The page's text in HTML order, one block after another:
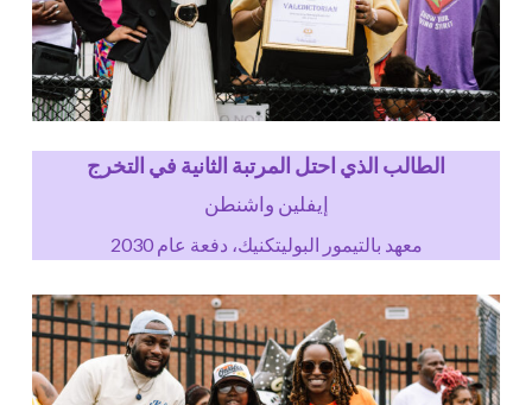
الطالب الذي احتل المرتبة الثانية في التخرج
إيفلين واشنطن
معهد بالتيمور البوليتكنيك، دفعة عام 2030